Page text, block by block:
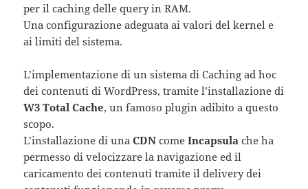
per il caching delle query in RAM.
Una configurazione adeguata ai valori del kernel e
ai limiti del sistema.
L’implementazione di un sistema di Caching ad hoc
dei contenuti di WordPress, tramite l’installazione di
W3 Total Cache, un famoso plugin adibito a questo
scopo.
L’installazione di unaCDN comeIncapsula che ha
permesso di velocizzare la navigazione ed il
caricamento dei contenuti tramite il delivery dei